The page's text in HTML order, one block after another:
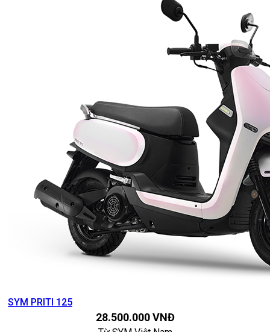
SYM PRITI 125
28.500.000VNĐ